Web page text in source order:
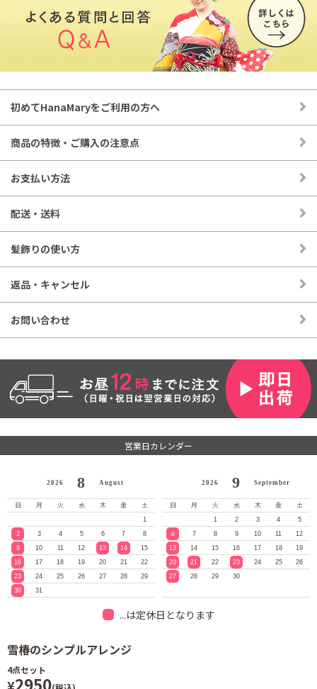
真を！
耐久性に優れているので何度でも繰り返し使用することができ
あります。
ることができます。
初めてHanaMaryをご利用の方へ
商品の特徴・ご購入の注意点
お支払い方法
配送・送料
髪飾りの使い方
返品・キャンセル
お問い合わせ
営業日カレンダー
2026 8 August
日 月 火 水 木 金 土
1
2
3 4 5 6 7
8
9
10 11 12 13 14
15
16
17 18 19 20 21
22
23
24 25 26 27 28
29
30
31
2026 9 September
日 月 火 水 木 金 土
1 2 3 4
5
6
7 8 9 10 11
12
13
14 15 16 17 18
19
20
21 22 23 24 25
26
27
28 29 30
...は定休日となります
雪椿のシンプルアレンジ
4点セット
2950